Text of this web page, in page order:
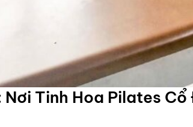
Tinh Hoa Pilates Cổ